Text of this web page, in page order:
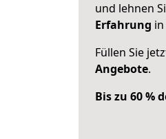
und lehnen
Erfahrung
Füllen Sie
Angebote.
Bis zu 60 %